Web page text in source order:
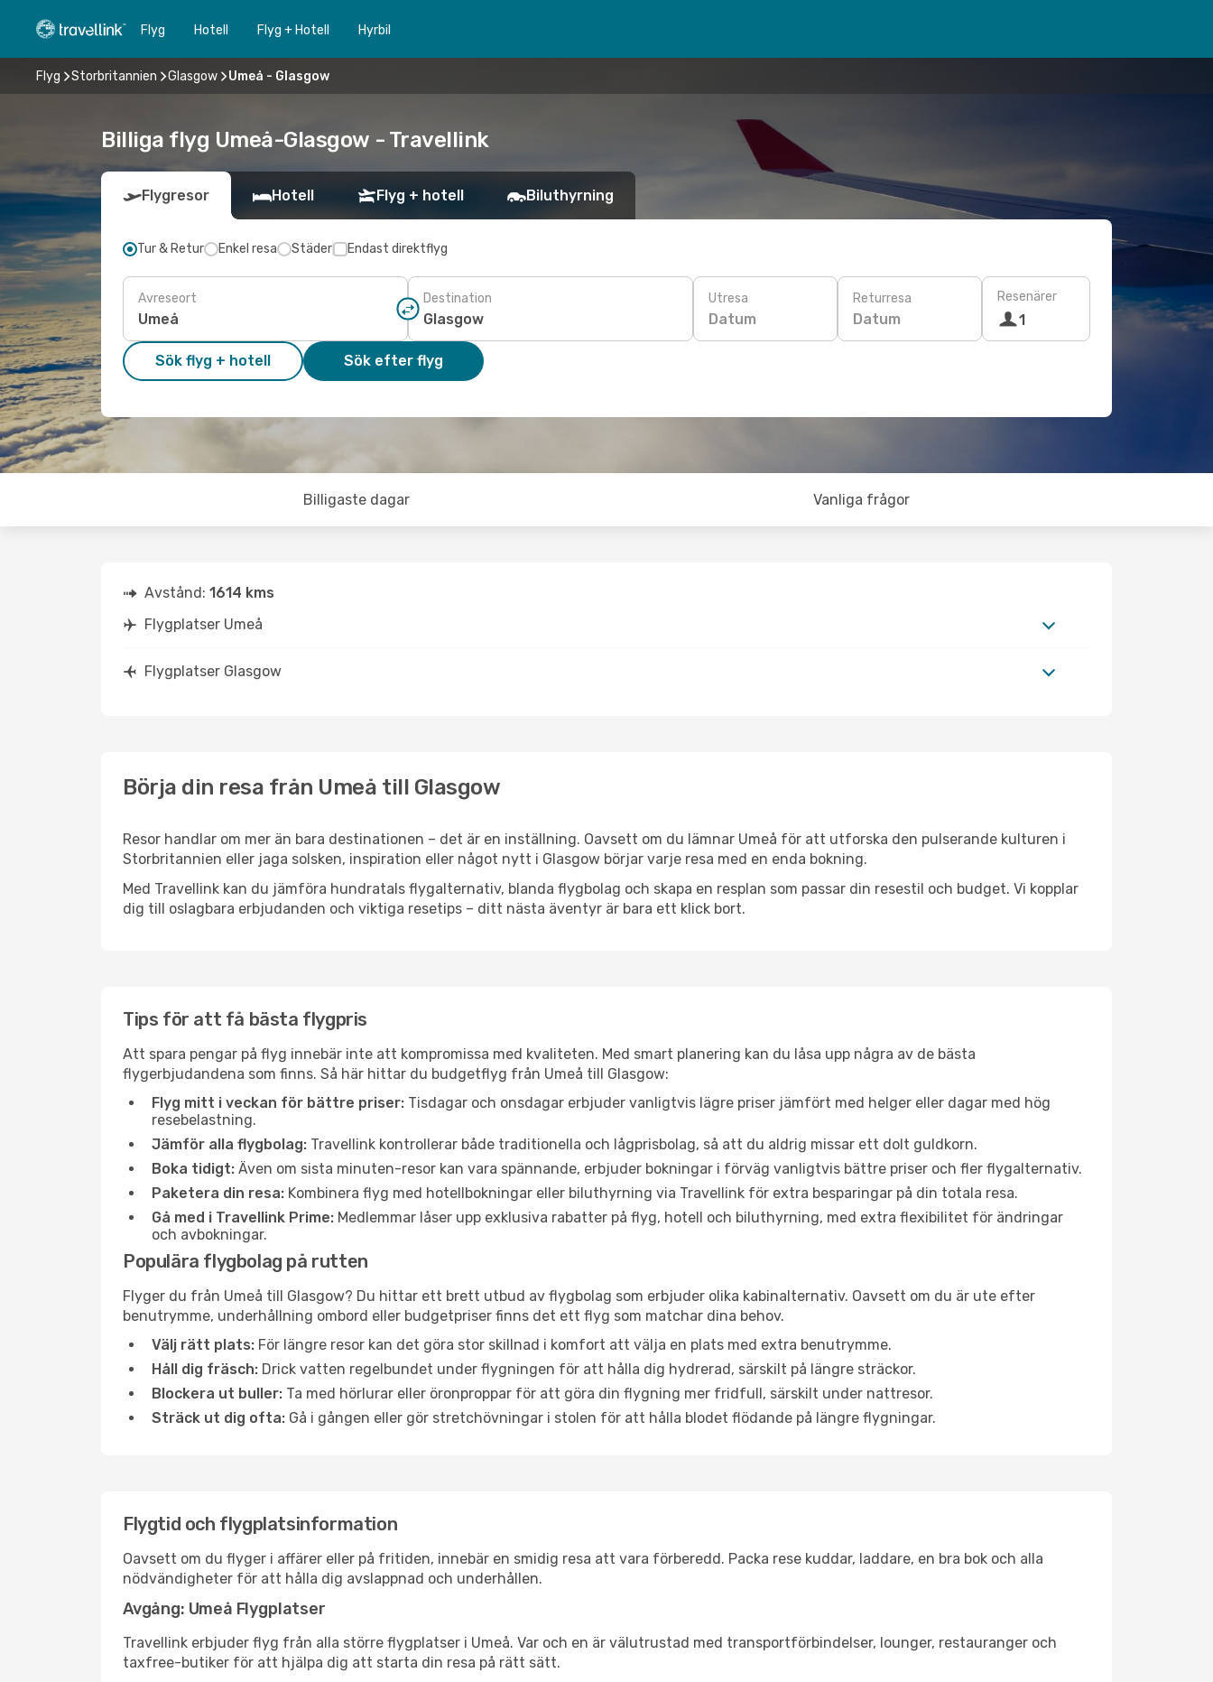
Flyg Hotell Flyg + Hotell Hyrbil
Flyg Storbritannien Glasgow Umeå - Glasgow
Billiga flyg Umeå-Glasgow - Travellink
Flygresor Hotell Flyg + hotell Biluthyrning
Tur & Retur Enkel resa Städer Endast direktflyg
Avreseort Destination Utresa
Datum
Returresa
Datum
Resenärer
1
Sök flyg + hotell Sök efter flyg
Billigaste dagar Vanliga frågor
Avstånd: 1614 kms
Flygplatser Umeå
Flygplatser Glasgow
Börja din resa från Umeå till Glasgow
Resor handlar om mer än bara destinationen – det är en inställning. Oavsett om du lämnar Umeå för att utforska den pulserande kulturen i
Storbritannien eller jaga solsken, inspiration eller något nytt i Glasgow börjar varje resa med en enda bokning.
Med Travellink kan du jämföra hundratals flygalternativ, blanda flygbolag och skapa en resplan som passar din resestil och budget. Vi kopplar
dig till oslagbara erbjudanden och viktiga resetips – ditt nästa äventyr är bara ett klick bort.
Tips för att få bästa flygpris
Att spara pengar på flyg innebär inte att kompromissa med kvaliteten. Med smart planering kan du låsa upp några av de bästa
flygerbjudandena som finns. Så här hittar du budgetflyg från Umeå till Glasgow:
Flyg mitt i veckan för bättre priser: Tisdagar och onsdagar erbjuder vanligtvis lägre priser jämfört med helger eller dagar med hög
resebelastning.
Jämför alla flygbolag: Travellink kontrollerar både traditionella och lågprisbolag, så att du aldrig missar ett dolt guldkorn.
Boka tidigt: Även om sista minuten-resor kan vara spännande, erbjuder bokningar i förväg vanligtvis bättre priser och fler flygalternativ.
Paketera din resa: Kombinera flyg med hotellbokningar eller biluthyrning via Travellink för extra besparingar på din totala resa.
Gå med i Travellink Prime: Medlemmar låser upp exklusiva rabatter på flyg, hotell och biluthyrning, med extra flexibilitet för ändringar
och avbokningar.
Populära flygbolag på rutten
Flyger du från Umeå till Glasgow? Du hittar ett brett utbud av flygbolag som erbjuder olika kabinalternativ. Oavsett om du är ute efter
benutrymme, underhållning ombord eller budgetpriser finns det ett flyg som matchar dina behov.
Välj rätt plats: För längre resor kan det göra stor skillnad i komfort att välja en plats med extra benutrymme.
Håll dig fräsch: Drick vatten regelbundet under flygningen för att hålla dig hydrerad, särskilt på längre sträckor.
Blockera ut buller: Ta med hörlurar eller öronproppar för att göra din flygning mer fridfull, särskilt under nattresor.
Sträck ut dig ofta: Gå i gången eller gör stretchövningar i stolen för att hålla blodet flödande på längre flygningar.
Flygtid och flygplatsinformation
Oavsett om du flyger i affärer eller på fritiden, innebär en smidig resa att vara förberedd. Packa rese kuddar, laddare, en bra bok och alla
nödvändigheter för att hålla dig avslappnad och underhållen.
Avgång: Umeå Flygplatser
Travellink erbjuder flyg från alla större flygplatser i Umeå. Var och en är välutrustad med transportförbindelser, lounger, restauranger och
taxfree-butiker för att hjälpa dig att starta din resa på rätt sätt.